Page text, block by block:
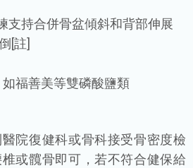
支持合併骨盆傾斜和背部伸展
[註]
福善美等雙磷酸鹽類
院復健科或骨科接受骨密度檢
或髖骨即可，若不符合健保給